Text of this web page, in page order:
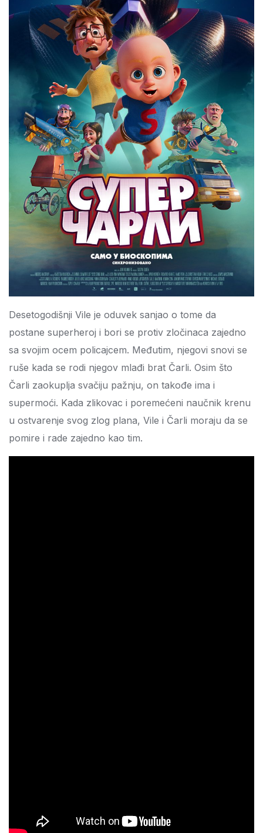
Desetogodišnji Vile je oduvek sanjao o tome da
postane superheroj i bori se protiv zločinaca zajedno
sa svojim ocem policajcem. Međutim, njegovi snovi se
ruše kada se rodi njegov mlađi brat Čarli. Osim što
Čarli zaokuplja svačiju pažnju, on takođe ima i
supermoći. Kada zlikovac i poremećeni naučnik krenu
u ostvarenje svog zlog plana, Vile i Čarli moraju da se
pomire i rade zajedno kao tim.